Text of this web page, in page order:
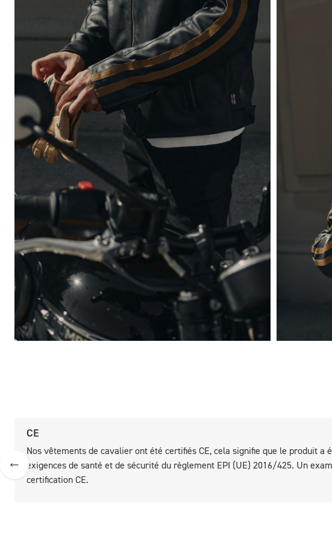
CE
Nos vêtements de cavalier ont été certifiés CE, cela signifie que le produit
exigences de santé et de sécurité du règlement EPI (UE) 2016/425. Un
certification CE.